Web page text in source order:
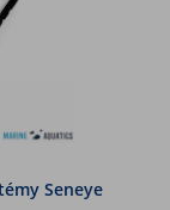
Seneye